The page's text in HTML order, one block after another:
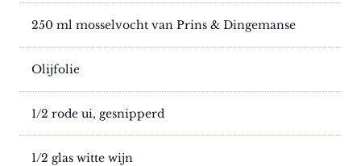
250 ml mosselvocht van Prins & Dingemanse
Olijfolie
1/2 rode ui, gesnipperd
1/2 glas witte wijn